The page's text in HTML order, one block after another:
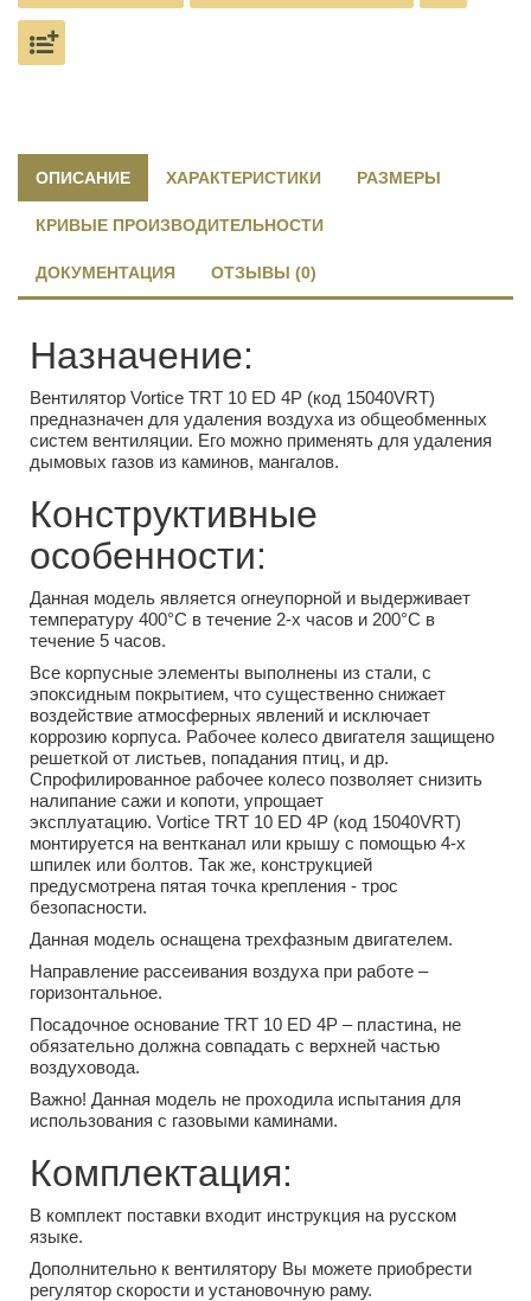
ОПИСАНИЕ ХАРАКТЕРИСТИКИ РАЗМЕРЫ
КРИВЫЕ ПРОИЗВОДИТЕЛЬНОСТИ
ДОКУМЕНТАЦИЯ ОТЗЫВЫ (0)
Назначение:
Вентилятор Vortice TRT 10 ED 4P (код 15040VRT)
предназначен для удаления воздуха из общеобменных
систем вентиляции. Его можно применять для удаления
дымовых газов из каминов, мангалов.
Конструктивные
особенности:
Данная модель является огнеупорной и выдерживает
температуру 400°С в течение 2-х часов и 200°С в
течение 5 часов.
Все корпусные элементы выполнены из стали, с
эпоксидным покрытием, что существенно снижает
воздействие атмосферных явлений и исключает
коррозию корпуса. Рабочее колесо двигателя защищено
решеткой от листьев, попадания птиц, и др.
Спрофилированное рабочее колесо позволяет снизить
налипание сажи и копоти, упрощает
эксплуатацию. Vortice TRT 10 ED 4P (код 15040VRT)
монтируется на вентканал или крышу с помощью 4-х
шпилек или болтов. Так же, конструкцией
предусмотрена пятая точка крепления - трос
безопасности.
Данная модель оснащена трехфазным двигателем.
Направление рассеивания воздуха при работе –
горизонтальное.
Посадочное основание TRT 10 ED 4P – пластина, не
обязательно должна совпадать с верхней частью
воздуховода.
Важно! Данная модель не проходила испытания для
использования с газовыми каминами.
Комплектация:
В комплект поставки входит инструкция на русском
языке.
Дополнительно к вентилятору Вы можете приобрести
регулятор скорости и установочную раму.